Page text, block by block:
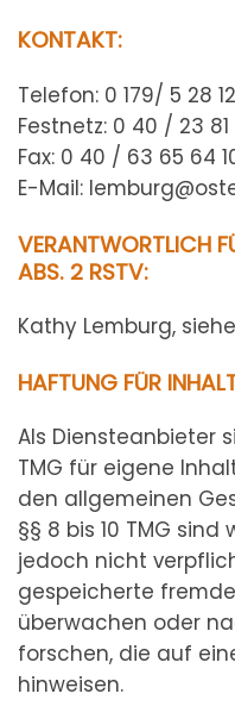
KONTAKT:
Telefon: 0 179/ 5 28
Festnetz: 0 40 / 23 81
Fax: 0 40 / 63 65 64
E-Mail:
VERANTWORTLICH
ABS. 2 RSTV:
Kathy Lemburg,
HAFTUNG FÜR
Als Diensteanbieter
TMG für eigene
den allgemeinen
§§ 8 bis 10 TMG
jedoch nicht
gespeicherte
überwachen oder
forschen, die auf
hinweisen.